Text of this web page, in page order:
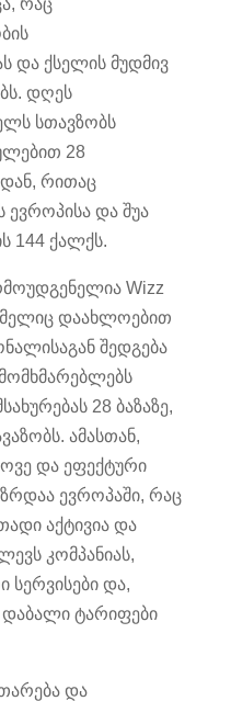
რაც
და ქსელის მუდმივ
დღეს
სთავზობს
28
რითაც
ევროპისა და შუა
144 ქალქს.
Wizz
დაახლოებით
შედგება
28 ბაზაზე,
ამასთან,
და ეფექტური
ევროპაში, რაც
აქტივია და
კომპანიას,
და,
ტარიფები
და